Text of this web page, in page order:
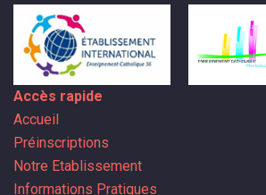
Accès rapide
Accueil
Préinscriptions
Notre Etablissement
Informations Pratiques